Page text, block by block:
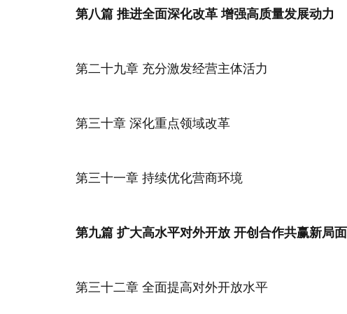
第八篇 推进全面深化改革 增强高质量发展动力
第二十九章 充分激发经营主体活力
第三十章 深化重点领域改革
第三十一章 持续优化营商环境
第九篇 扩大高水平对外开放 开创合作共赢新局面
第三十二章 全面提高对外开放水平